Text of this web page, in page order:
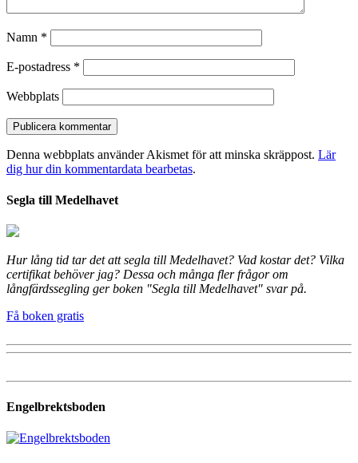
Namn *
E-postadress *
Webbplats
Denna webbplats använder Akismet för att minska skräppost. Lär
dig hur din kommentardata bearbetas.
Segla till Medelhavet
Hur lång tid tar det att segla till Medelhavet? Vad kostar det? Vilka
certifikat behöver jag? Dessa och många fler frågor om
långfärdssegling ger boken "Segla till Medelhavet" svar på.
Få boken gratis
Engelbrektsboden